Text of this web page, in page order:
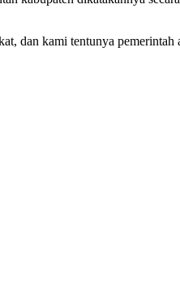
dan kami tentunya